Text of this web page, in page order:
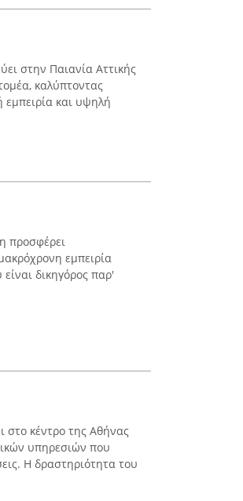
στην Παιανία Αττικής
καλύπτοντας
εμπειρία και υψηλή
προσφέρει
εμπειρία
δικηγόρος παρ'
στο κέντρο της Αθήνας
υπηρεσιών που
Η δραστηριότητα του